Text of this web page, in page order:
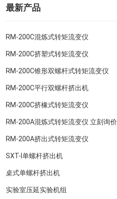
最新产品
RM-200C混炼式转矩流变仪
RM-200C挤塑式转矩流变仪
RM-200C锥形双螺杆式转矩流变仪
RM-200C平行双螺杆挤出机
RM-200C挤橡式转矩流变仪
RM-200A混炼式转矩流变仪 立刻询价
RM-200A挤出式转矩流变仪
SXT-I单螺杆挤出机
桌式单螺杆挤出机
实验室压延实验机组